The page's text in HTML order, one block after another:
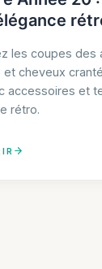
les coupes des
et cheveux
accessoires et
rétro.